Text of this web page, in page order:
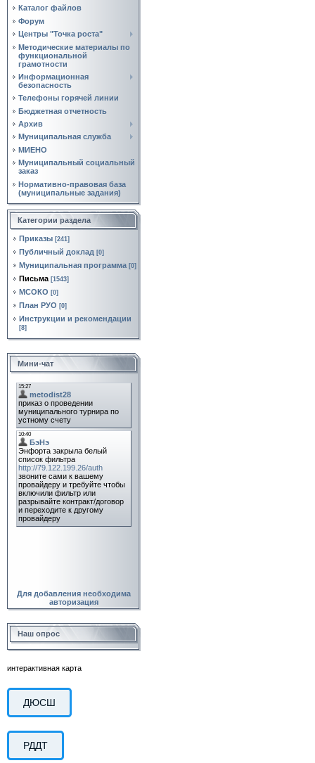
Каталог файлов
Форум
Центры "Точка роста"
Методические материалы по
функциональной
грамотности
Информационная
безопасность
Телефоны горячей линии
Бюджетная отчетность
Архив
Муниципальная служба
МИЕНО
Муниципальный социальный
заказ
Нормативно‑правовая база
(муниципальные задания)
Категории раздела
Приказы [241]
Публичный доклад [0]
Муниципальная программа [0]
Письма [1543]
МСОКО [0]
План РУО [0]
Инструкции и рекомендации
[8]
Мини-чат
Для добавления необходима
авторизация
Наш опрос
интерактивная карта
ДЮСШ
РДДТ